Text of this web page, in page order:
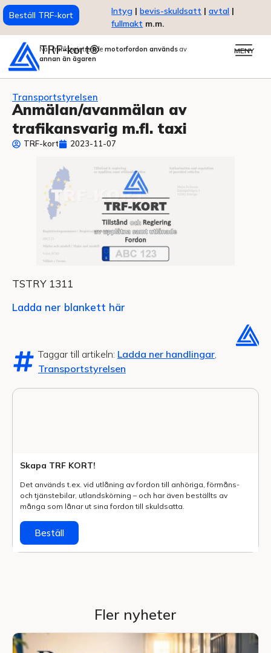
Beställ TRF-kort Intyg | bevis-skuldsatt | avtal |
fullmakt m.m.
TRF-kort®
När trafikregistrerade motorfordon används av
annan än ägaren
MENY
Transportstyrelsen
Anmälan/avanmälan av
trafikansvarig m.fl. taxi
TRF-kort 2023-11-07
TSTRY 1311
Ladda ner blankett här
Taggar till artikeln: Ladda ner handlingar
Transportstyrelsen
Skapa TRF KORT!
Det används t.ex. vid utlåning av fordon till anhöriga, förmåns-
och tjänstebilar, utlands­körning – och har även beställts av
många som lånar ut sina fordon till skuldsatta.
Beställ
Fler nyheter